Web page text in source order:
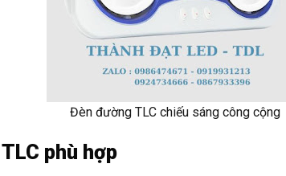
Đèn đường TLC chiếu sáng công cộng
phù hợp